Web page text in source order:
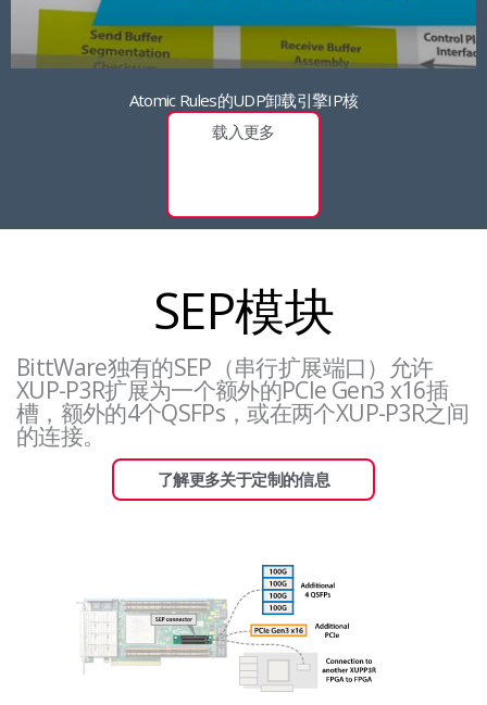
Atomic Rules的UDP卸载引擎IP核
载入更多
SEP模块
BittWare独有的SEP（串行扩展端口）允许
XUP-P3R扩展为一个额外的PCIe Gen3 x16插
槽，额外的4个QSFPs，或在两个XUP-P3R之间
的连接。
了解更多关于定制的信息